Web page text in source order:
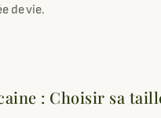
de vie.
: Choisir sa